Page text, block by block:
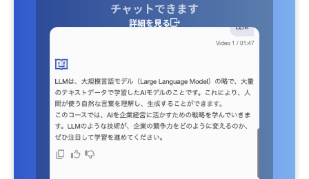
チャットできます
詳細を見る